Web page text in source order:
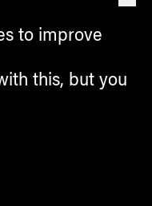
to improve
this, but you